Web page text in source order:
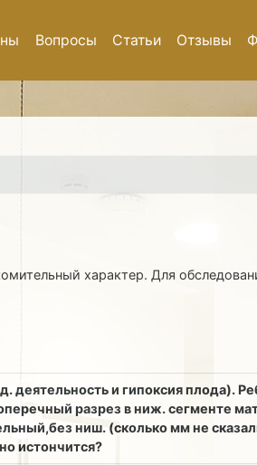
Вопросы Статьи Отзывы
характер. Для
и гипоксия плода).
разрез в ниж. сегменте
ниш. (сколько мм не
истончится?